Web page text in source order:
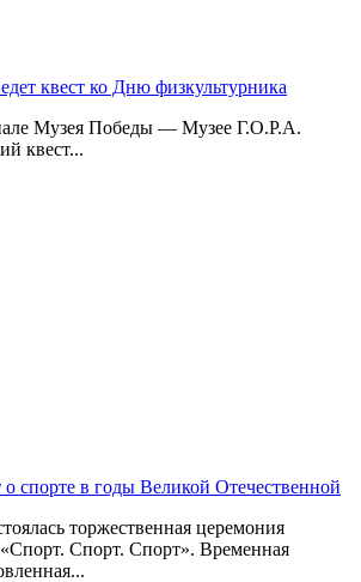
квест ко Дню физкультурника
Музея Победы — Музее Г.О.Р.А.
квест...
о спорте в годы Великой Отечественной
торжественная церемония
Спорт. Спорт». Временная